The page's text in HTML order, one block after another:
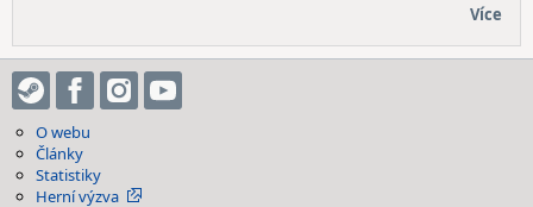
Více
O webu
Články
Statistiky
Herní výzva